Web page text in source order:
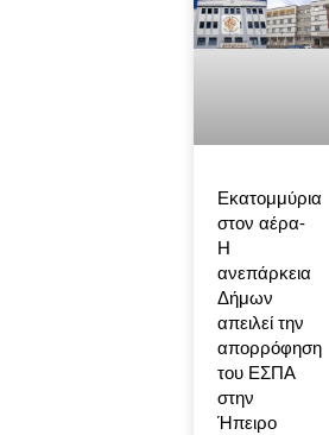
Εκατομμύρια
στον αέρα-
Η
ανεπάρκεια
Δήμων
απειλεί την
απορρόφηση
του ΕΣΠΑ
στην
Ήπειρο